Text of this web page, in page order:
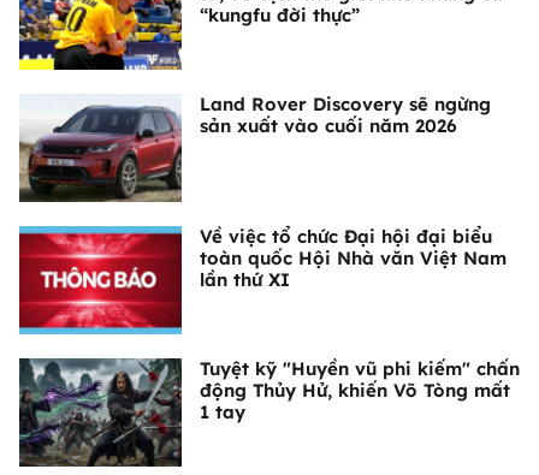
“kungfu đời thực”
Land Rover Discovery sẽ ngừng
sản xuất vào cuối năm 2026
Về việc tổ chức Đại hội đại biểu
toàn quốc Hội Nhà văn Việt Nam
lần thứ XI
Tuyệt kỹ "Huyền vũ phi kiếm" chấn
động Thủy Hử, khiến Võ Tòng mất
1 tay